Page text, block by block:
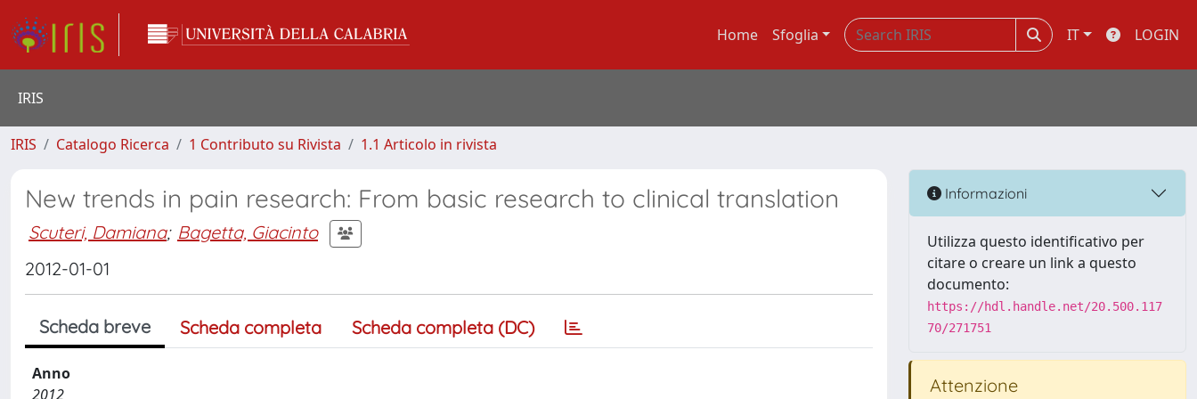
Home Sfoglia IT LOGIN
IRIS
IRIS Catalogo Ricerca 1 Contributo su Rivista 1.1 Articolo in rivista
New trends in pain research: From basic research to clinical translation
Scuteri, Damiana; Bagetta, Giacinto
2012-01-01
Scheda breve Scheda completa Scheda completa (DC)
Anno
2012
Informazioni
Utilizza questo identificativo per
citare o creare un link a questo
documento:
https://hdl.handle.net/20.500.117
70/271751
Attenzione